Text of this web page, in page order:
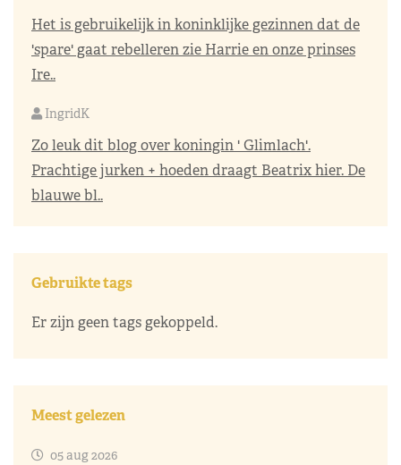
Het is gebruikelijk in koninklijke gezinnen dat de
'spare' gaat rebelleren zie Harrie en onze prinses
Ire..
IngridK
Zo leuk dit blog over koningin ' Glimlach'.
Prachtige jurken + hoeden draagt Beatrix hier. De
blauwe bl..
Gebruikte tags
Er zijn geen tags gekoppeld.
Meest gelezen
05 aug 2026